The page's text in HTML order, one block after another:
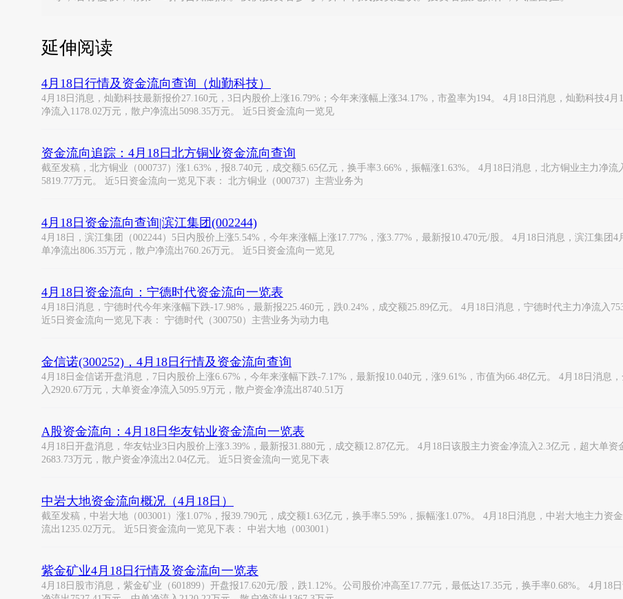
延伸阅读
4月18日行情及资金流向查询（灿勤科技）
4月18日消息，灿勤科技最新报价27.160元，3日内股价上涨16.79%；今年来涨幅上涨34.17%，市盈率为194。 4月18日消息，灿勤科技4
净流入1178.02万元，散户净流出5098.35万元。 近5日资金流向一览见
资金流向追踪：4月18日北方铜业资金流向查询
截至发稿，北方铜业（000737）涨1.63%，报8.740元，成交额5.65亿元，换手率3.66%，振幅涨1.63%。 4月18日消息，北方铜业主力净
5819.77万元。 近5日资金流向一览见下表： 北方铜业（000737）主营业务为
4月18日资金流向查询|滨江集团(002244)
4月18日，滨江集团（002244）5日内股价上涨5.54%，今年来涨幅上涨17.77%，涨3.77%，最新报10.470元/股。 4月18日消息，滨江集团
单净流出806.35万元，散户净流出760.26万元。 近5日资金流向一览见
4月18日资金流向：宁德时代资金流向一览表
4月18日消息，宁德时代今年来涨幅下跌-17.98%，最新报225.460元，跌0.24%，成交额25.89亿元。 4月18日消息，宁德时代主力净流入
近5日资金流向一览见下表： 宁德时代（300750）主营业务为动力电
金信诺(300252)，4月18日行情及资金流向查询
4月18日金信诺开盘消息，7日内股价上涨6.67%，今年来涨幅下跌-7.17%，最新报10.040元，涨9.61%，市值为66.48亿元。 4月18日消息
入2920.67万元，大单资金净流入5095.9万元，散户资金净流出8740.51万
A股资金流向：4月18日华友钴业资金流向一览表
4月18日开盘消息，华友钴业3日内股价上涨3.39%，最新报31.880元，成交额12.87亿元。 4月18日该股主力资金净流入2.3亿元，超大单
2683.73万元，散户资金净流出2.04亿元。 近5日资金流向一览见下表
中岩大地资金流向概况（4月18日）
截至发稿，中岩大地（003001）涨1.07%，报39.790元，成交额1.63亿元，换手率5.59%，振幅涨1.07%。 4月18日消息，中岩大地主力资
流出1235.02万元。 近5日资金流向一览见下表： 中岩大地（003001）
紫金矿业4月18日行情及资金流向一览表
4月18日股市消息，紫金矿业（601899）开盘报17.620元/股，跌1.12%。公司股价冲高至17.77元，最低达17.35元，换手率0.68%。 4月18